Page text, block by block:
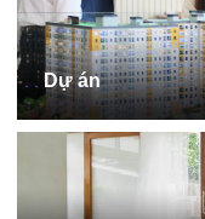
Dự án